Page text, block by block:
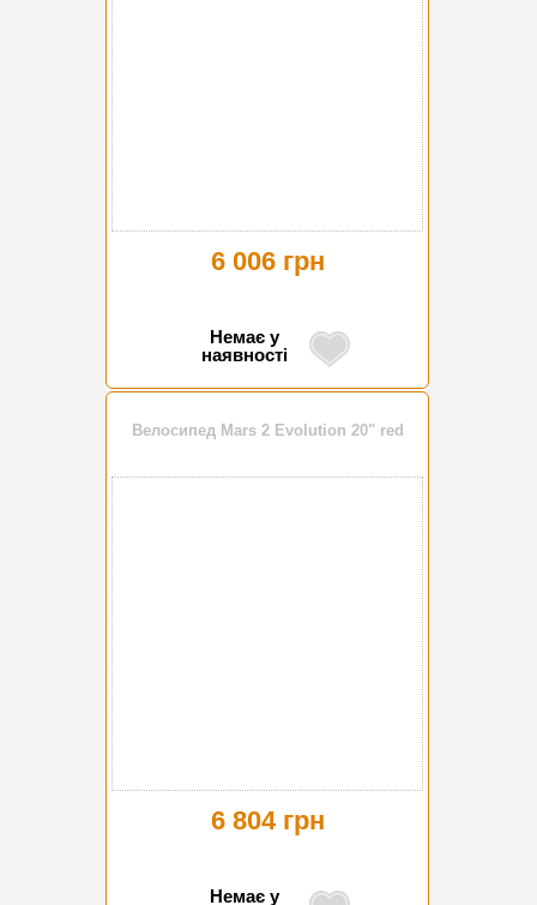
6 006 грн
Немає у
наявності
Велосипед Mars 2 Evolution 20" red
6 804 грн
Немає у